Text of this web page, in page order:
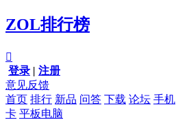
ZOL排行榜

登录 | 注册
意见反馈
首页 排行 新品 问答 下载 论坛 手机
卡 平板电脑